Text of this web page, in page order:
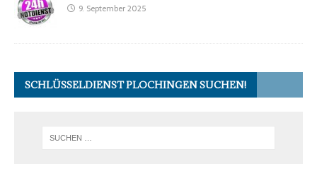
9. September 2025
SCHLÜSSELDIENST PLOCHINGEN SUCHEN!